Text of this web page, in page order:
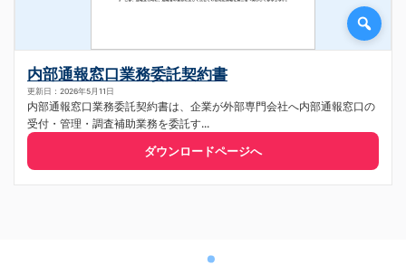
内部通報窓口業務委託契約書
更新日：2026年5月11日
内部通報窓口業務委託契約書は、企業が外部専門会社へ内部通報窓口の
受付・管理・調査補助業務を委託す...
ダウンロードページへ